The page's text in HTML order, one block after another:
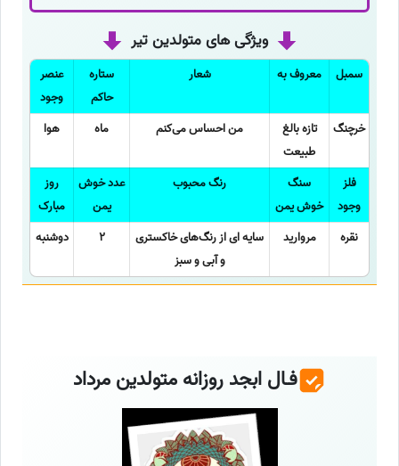
ویژگی های متولدین تیر
سمبل معروف به شعار
ستاره
حاکم
عنصر
وجود
خرچنگ
تازه بالغ
طبیعت
من احساس می‌کنم ماه هوا
فلز
وجود
سنگ
خوش یمن
رنگ محبوب
عدد خوش
یمن
روز
مبارک
نقره
مروارید
سایه ای از رنگ‌های خاکستری
و آبی و سبز
2 دوشنبه
فـال ابجد روزانه متولدین مرداد